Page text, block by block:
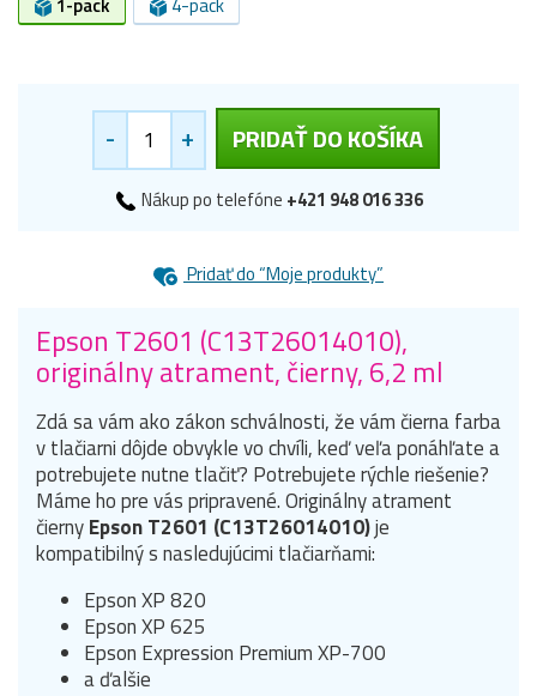
1-pack 4-pack
- + PRIDAŤ DO KOŠÍKA
Nákup po telefóne +421 948 016 336
Pridať do “Moje produkty”
Epson T2601 (C13T26014010),
originálny atrament, čierny, 6,2 ml
Zdá sa vám ako zákon schválnosti, že vám čierna farba
v tlačiarni dôjde obvykle vo chvíli, keď veľa ponáhľate a
potrebujete nutne tlačiť? Potrebujete rýchle riešenie?
Máme ho pre vás pripravené. Originálny atrament
čiernyEpson T2601 (C13T26014010)je
kompatibilný s nasledujúcimi tlačiarňami:
Epson XP 820
Epson XP 625
Epson Expression Premium XP-700
a ďalšie